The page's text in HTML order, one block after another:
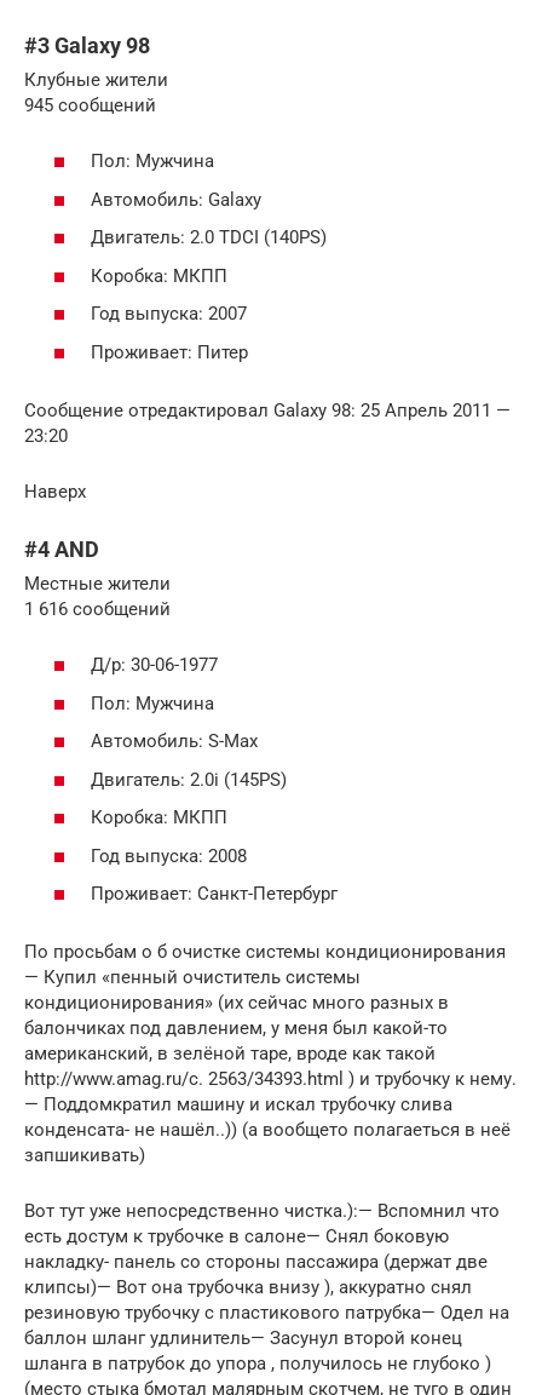
#3 Galaxy 98
Клубные жители
945 сообщений
Пол: Мужчина
Автомобиль: Galaxy
Двигатель: 2.0 TDCI (140PS)
Коробка: МКПП
Год выпуска: 2007
Проживает: Питер
Сообщение отредактировал Galaxy 98: 25 Апрель 2011 —
23:20
Наверх
#4 AND
Местные жители
1 616 сообщений
Д/р: 30-06-1977
Пол: Мужчина
Автомобиль: S-Max
Двигатель: 2.0i (145PS)
Коробка: МКПП
Год выпуска: 2008
Проживает: Санкт-Петербург
По просьбам о б очистке системы кондиционирования
— Купил «пенный очиститель системы
кондиционирования» (их сейчас много разных в
балончиках под давлением, у меня был какой-то
американский, в зелёной таре, вроде как такой
http://www.amag.ru/c. 2563/34393.html ) и трубочку к нему.
— Поддомкратил машину и искал трубочку слива
конденсата- не нашёл..)) (а вообщето полагаеться в неё
запшикивать)
Вот тут уже непосредственно чистка.):— Вспомнил что
есть достум к трубочке в салоне— Снял боковую
накладку- панель со стороны пассажира (держат две
клипсы)— Вот она трубочка внизу ), аккуратно снял
резиновую трубочку с пластикового патрубка— Одел на
баллон шланг удлинитель— Засунул второй конец
шланга в патрубок до упора , получилось не глубоко )
(место стыка бмотал малярным скотчем, не туго в один